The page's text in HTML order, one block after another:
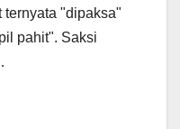
ternyata "dipaksa"
pahit". Saksi